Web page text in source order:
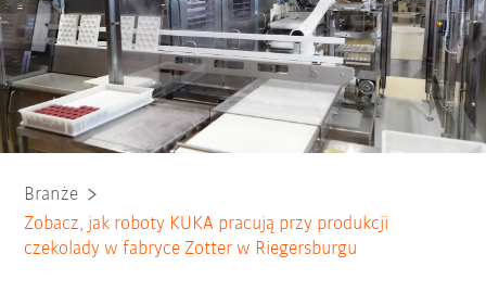
Branże
Zobacz, jak roboty KUKA pracują przy produkcji
czekolady w fabryce Zotter w Riegersburgu